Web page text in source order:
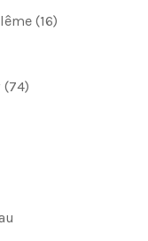
(16)
(74)